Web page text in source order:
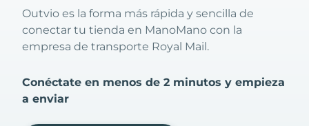
Outvio es la forma más rápida y sencilla de
conectar tu tienda en ManoMano con la
empresa de transporte Royal Mail.
Conéctate en menos de 2 minutos y empieza
a enviar